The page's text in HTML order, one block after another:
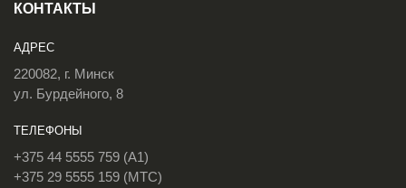
КОНТАКТЫ
АДРЕС
220082, г. Минск
ул. Бурдейного, 8
ТЕЛЕФОНЫ
+375 44 5555 759 (A1)
+375 29 5555 159 (МТС)